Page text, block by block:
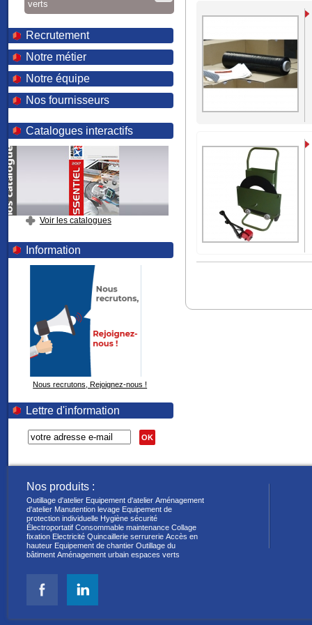
verts
Recrutement
Notre métier
Notre équipe
Nos fournisseurs
Catalogues interactifs
Voir les catalogues
Information
Nous recrutons, Rejoignez-nous !
Lettre d'information
OK
Nos produits :
Outillage d'atelier Equipement d'atelier Aménagement
d'atelier Manutention levage Equipement de
protection individuelle Hygiène sécurité
Électroportatif Consommable maintenance Collage
fixation Electricité Quincaillerie serrurerie Accès en
hauteur Equipement de chantier Outillage du
bâtiment Aménagement urbain espaces verts